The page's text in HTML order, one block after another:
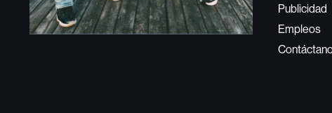
Publicidad
Empleos